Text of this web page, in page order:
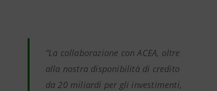
“La collaborazione con ACEA, oltre
alla nostra disponibilità di credito
da 20 miliardi per gli investimenti,